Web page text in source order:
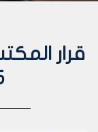
قرار